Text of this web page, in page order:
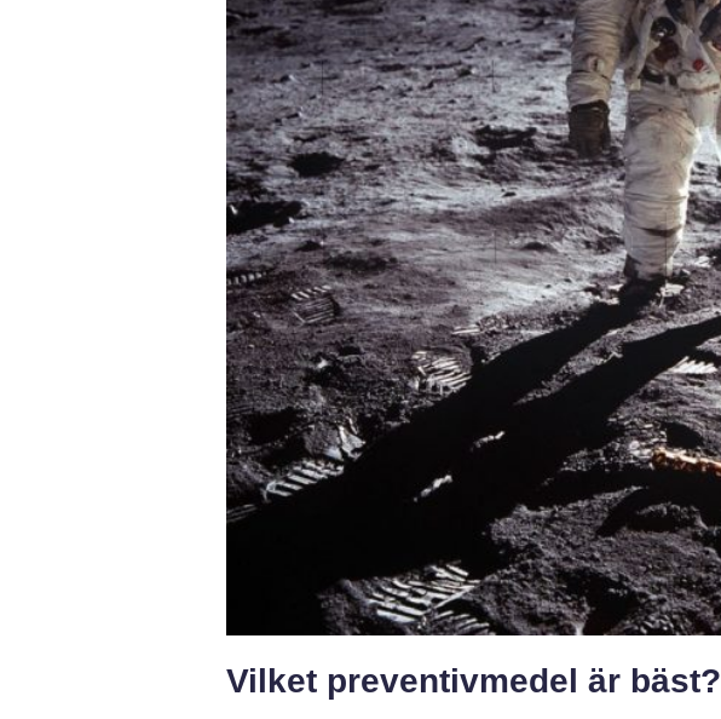
Vilket preventivmedel är bäst?